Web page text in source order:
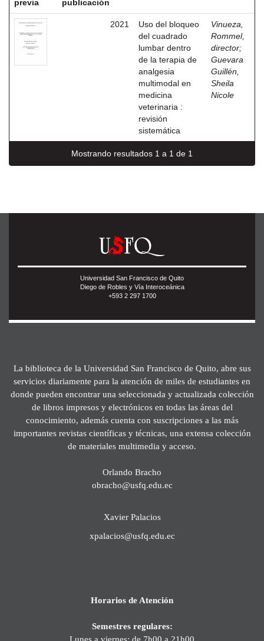
previa
publicación
2021
Uso del bloqueo
del cuadrado
lumbar dentro
de la terapia de
analgesia
multimodal en
medicina
veterinaria :
revisión
sistemática
Vinueza,
Rommel,
director;
Guevara
Guillén,
Sheila
Nicole
Mostrando resultados 1 a 1 de 1
Universidad San Francisco de Quito
Diego de Robles y Vía Interoceánica
+593 2 297 1700
La biblioteca de la Universidad San Francisco de Quito, abre sus
servicios diariamente para la atención de miles de estudiantes en
donde pueden encontrar una seleccionada y actualizada colección
de libros impresos y electrónicos en todas las áreas del
conocimiento, además cuenta con suscripciones a las más
importantes revistas científicas y técnicas, una extensa colección
de materiales multimedia y acceso.
Orlando Bracho
obracho@usfq.edu.ec
Xavier Palacios
xpalacios@usfq.edu.ec
Horarios de Atención
Semestres regulares:
Lunes a viernes: de 7h00 a 21h00